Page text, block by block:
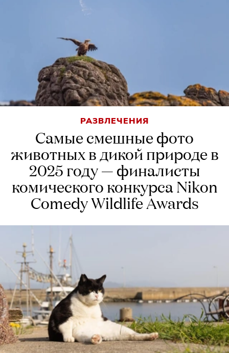
РАЗВЛЕЧЕНИЯ
Самые смешные фото
животных в дикой природе в
2025 году — финалисты
комического конкурса Nikon
Comedy Wildlife Awards